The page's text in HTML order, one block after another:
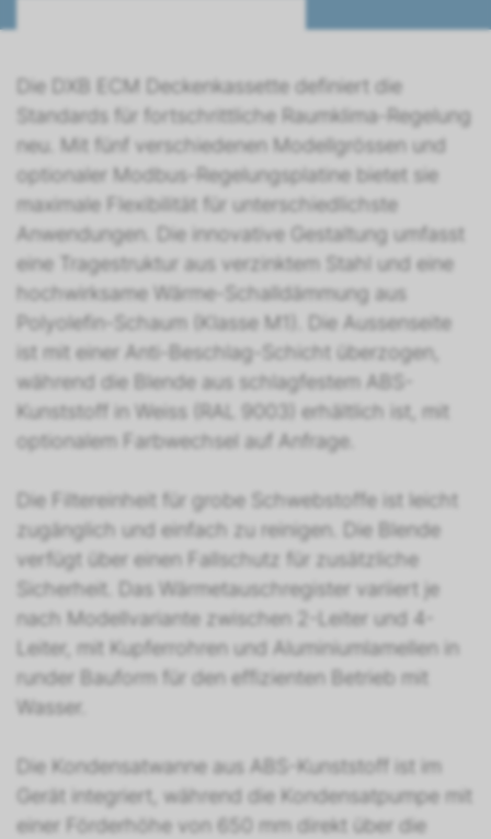
Die DXB ECM Deckenkassette definiert die
Standards für fortschrittliche Raumklima-Regelung
neu. Mit fünf verschiedenen Modellgrössen und
optionaler Modbus-Regelungsplatine bietet sie
maximale Flexibilität für unterschiedlichste
Anwendungen. Die innovative Gestaltung umfasst
eine Tragestruktur aus verzinktem Stahl und eine
hochwirksame Wärme-Schalldämmung aus
Polyolefin-Schaum (Klasse M1). Die Aussenseite
ist mit einer Anti-Beschlag-Schicht überzogen,
während die Blende aus schlagfestem ABS-
Kunststoff in Weiss (RAL 9003) erhältlich ist, mit
optionalem Farbwechsel auf Anfrage.
Die Filtereinheit für grobe Schwebstoffe ist leicht
zugänglich und einfach zu reinigen. Die Blende
verfügt über einen Fallschutz für zusätzliche
Sicherheit. Das Wärmetauschregister variiert je
nach Modellvariante zwischen 2-Leiter und 4-
Leiter, mit Kupferrohren und Aluminiumlamellen in
runder Bauform für den effizienten Betrieb mit
Wasser.
Die Kondensatwanne aus ABS-Kunststoff ist im
Gerät integriert, während die Kondensatpumpe mit
einer Förderhöhe von 650 mm direkt über die